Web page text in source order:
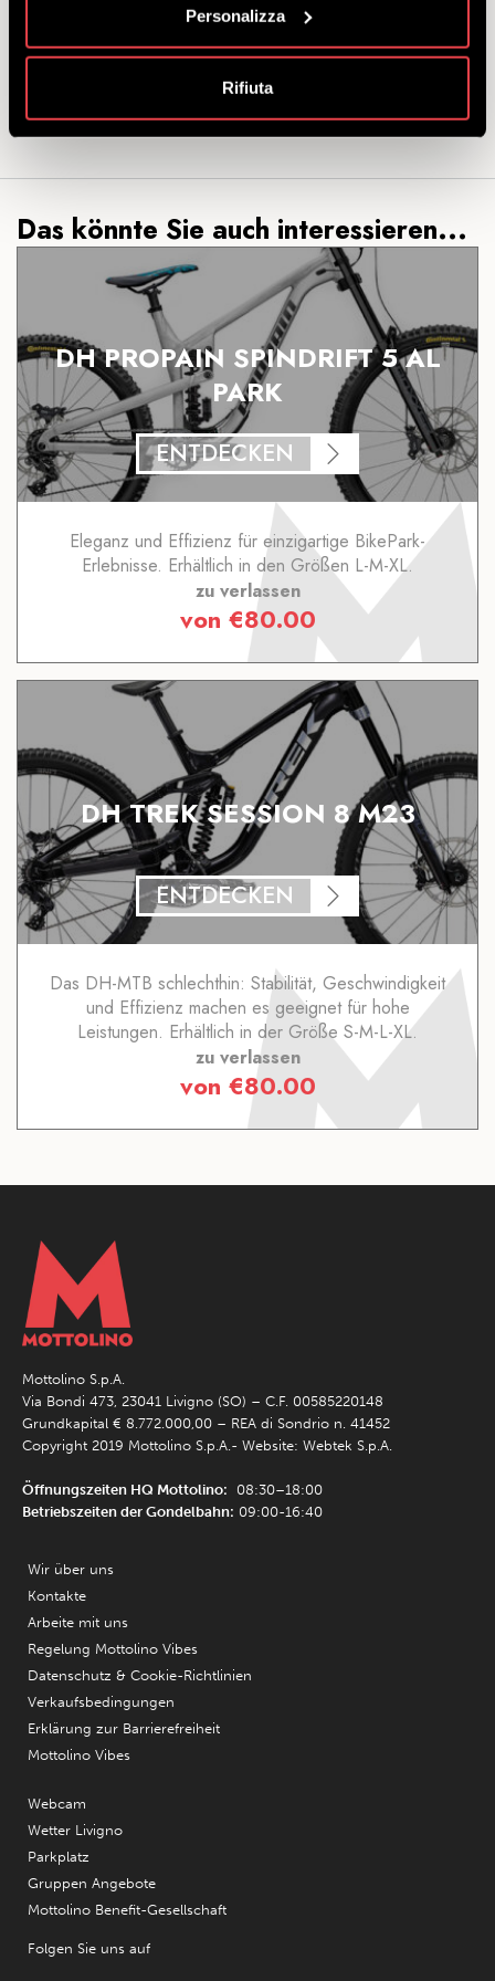
Personalizza
Rifiuta
Mottolino APP Punkte:JA (1 Punkt für jeden ausgegeben Euro).
Das könnte Sie auch interessieren...
DH PROPAIN SPINDRIFT 5 AL
PARK
ENTDECKEN
Eleganz und Effizienz für einzigartige BikePark-
Erlebnisse. Erhältlich in den Größen L-M-XL.
zu verlassen
von €80.00
DH TREK SESSION 8 M23
ENTDECKEN
Das DH-MTB schlechthin: Stabilität, Geschwindigkeit
und Effizienz machen es geeignet für hohe
Leistungen. Erhältlich in der Größe S-M-L-XL.
zu verlassen
von €80.00
Mottolino S.p.A.
Via Bondi 473, 23041 Livigno (SO) – C.F. 00585220148
Grundkapital € 8.772.000,00 – REA di Sondrio n. 41452
Copyright 2019 Mottolino S.p.A.- Website: Webtek S.p.A.
Öffnungszeiten HQ Mottolino: 08:30–18:00
Betriebszeiten der Gondelbahn: 09:00-16:40
Wir über uns
Kontakte
Arbeite mit uns
Regelung Mottolino Vibes
Datenschutz & Cookie-Richtlinien
Verkaufsbedingungen
Erklärung zur Barrierefreiheit
Mottolino Vibes
Webcam
Wetter Livigno
Parkplatz
Gruppen Angebote
Mottolino Benefit-Gesellschaft
Folgen Sie uns auf